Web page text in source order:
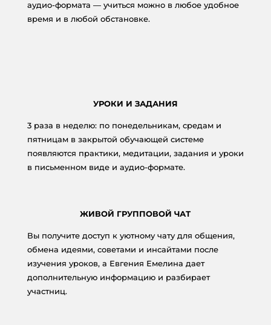
аудио-формата — учиться можно в любое удобное
время и в любой обстановке.
УРОКИ И ЗАДАНИЯ
3 раза в неделю: по понедельникам, средам и
пятницам в закрытой обучающей системе
появляются практики, медитации, задания и уроки
в письменном виде и аудио-формате.
ЖИВОЙ ГРУППОВОЙ ЧАТ
Вы получите доступ к уютному чату для общения,
обмена идеями, советами и инсайтами после
изучения уроков, а Евгения Емелина дает
дополнительную информацию и разбирает
участниц.